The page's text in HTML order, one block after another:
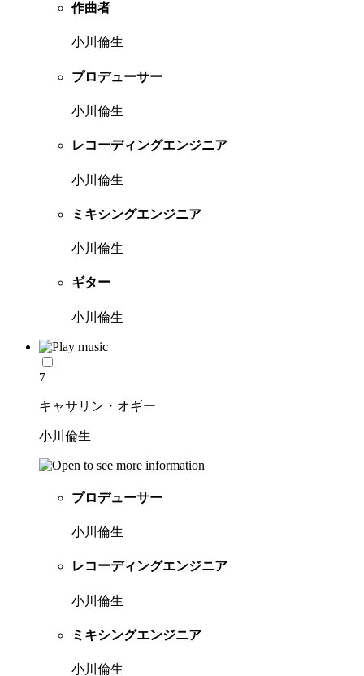
作曲者
小川倫生
プロデューサー
小川倫生
レコーディングエンジニア
小川倫生
ミキシングエンジニア
小川倫生
ギター
小川倫生
7
キャサリン・オギー
小川倫生
プロデューサー
小川倫生
レコーディングエンジニア
小川倫生
ミキシングエンジニア
小川倫生